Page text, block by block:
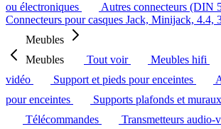
ou électroniques
Autres connecteurs (DIN
Connecteurs pour casques Jack, Minijack, 4.4,
Meubles
Meubles
Tout voir Meubles hifi
vidéo
Support et pieds pour enceintes
pour enceintes
Supports plafonds et
Télécommandes
Transmetteurs audio-